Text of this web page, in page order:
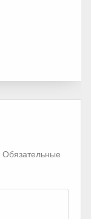
Обязательные